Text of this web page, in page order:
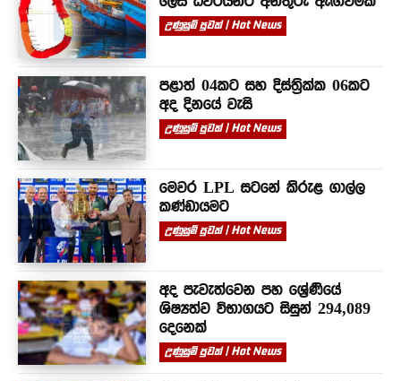
උණුසුම් පුවත් | Hot News
පළාත් 04කට සහ දිස්ත්‍රික්ක 06කට
අද දිනයේ වැසි
උණුසුම් පුවත් | Hot News
මෙවර LPL සටනේ කිරුළ ගාල්ල
කණ්ඩායමට
උණුසුම් පුවත් | Hot News
අද පැවැත්වෙන පහ ශ්‍රේණියේ
ශිෂ්‍යත්ව විභාගයට සිසුන් 294,089
දෙනෙක්
උණුසුම් පුවත් | Hot News